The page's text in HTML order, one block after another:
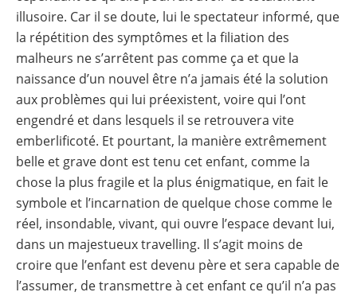
illusoire. Car il se doute, lui le spectateur informé, que
la répétition des symptômes et la filiation des
malheurs ne s’arrêtent pas comme ça et que la
naissance d’un nouvel être n’a jamais été la solution
aux problèmes qui lui préexistent, voire qui l’ont
engendré et dans lesquels il se retrouvera vite
emberlificoté. Et pourtant, la manière extrêmement
belle et grave dont est tenu cet enfant, comme la
chose la plus fragile et la plus énigmatique, en fait le
symbole et l’incarnation de quelque chose comme le
réel, insondable, vivant, qui ouvre l’espace devant lui,
dans un majestueux travelling. Il s’agit moins de
croire que l’enfant est devenu père et sera capable de
l’assumer, de transmettre à cet enfant ce qu’il n’a pas